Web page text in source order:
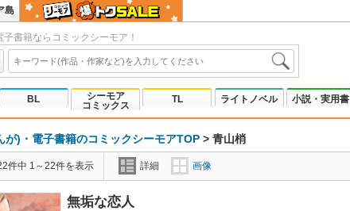
島
書籍ならコミックシーモア！
BL
シーモア
コミックス
TL ライトノベル 小説・実用書
が)・電子書籍のコミックシーモアTOP > 青山梢
件中 1～22件を表示 詳細 画像
無垢な恋人